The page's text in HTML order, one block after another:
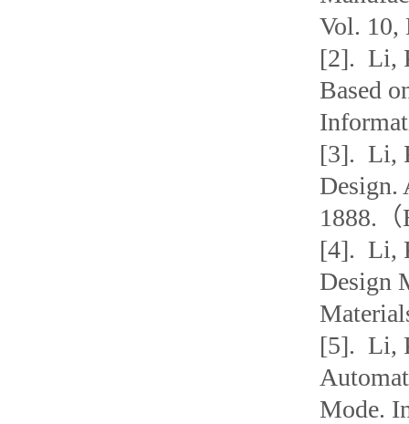
Vol. 10,
[2]. Li,
Based
[3]. Li,
Design.
1888.
[4]. Li,
Design
[5]. Li,
Mode.